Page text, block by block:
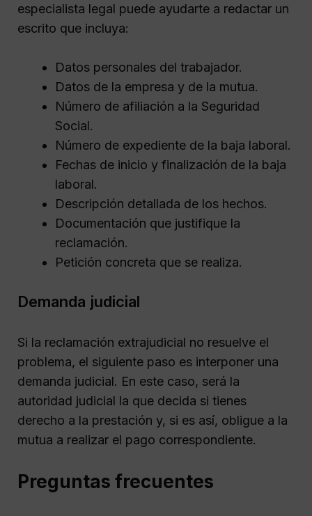
especialista legal puede ayudarte a redactar un
escrito que incluya:
Datos personales del trabajador.
Datos de la empresa y de la mutua.
Número de afiliación a la Seguridad
Social.
Número de expediente de la baja laboral.
Fechas de inicio y finalización de la baja
laboral.
Descripción detallada de los hechos.
Documentación que justifique la
reclamación.
Petición concreta que se realiza.
Demanda judicial
Si la reclamación extrajudicial no resuelve el
problema, el siguiente paso es interponer una
demanda judicial. En este caso, será la
autoridad judicial la que decida si tienes
derecho a la prestación y, si es así, obligue a la
mutua a realizar el pago correspondiente.
Preguntas frecuentes